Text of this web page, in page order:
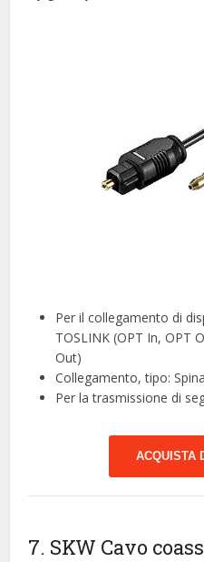
Per il collegamento di
TOSLINK (OPT In, OPT
Out)
Collegamento, tipo:
Per la trasmissione di
ACQUISTA
7. SKW Cavo